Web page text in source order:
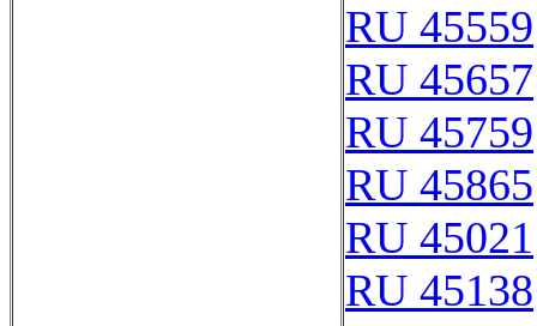
RU 45559
RU 45657
RU 45759
RU 45865
RU 45021
RU 45138